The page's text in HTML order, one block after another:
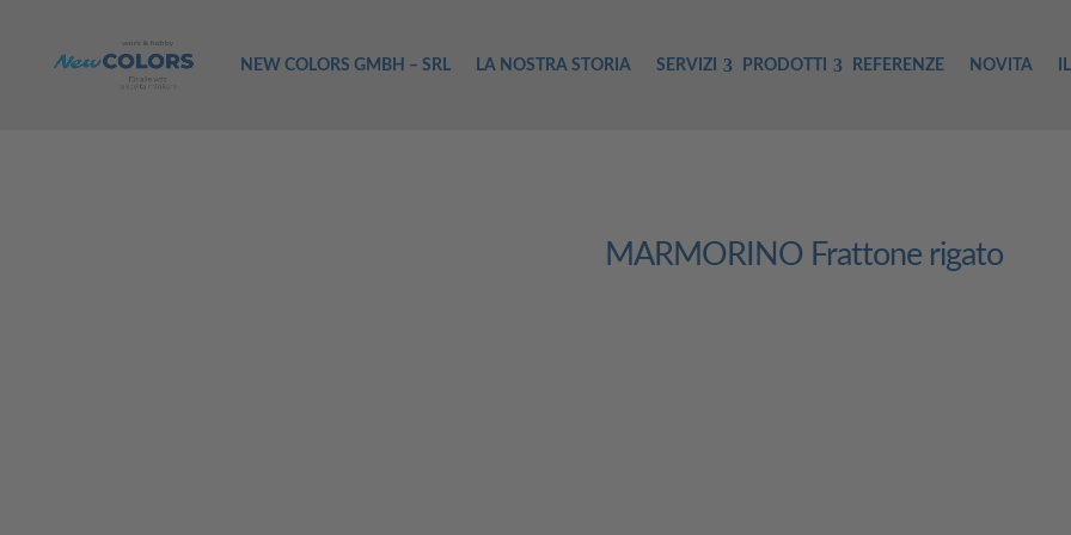
NEW COLORS GMBH – SRL LA NOSTRA STORIA SERVIZI PRODOTTI REFERENZE NOVITA
MARMORINO Frattone rigato